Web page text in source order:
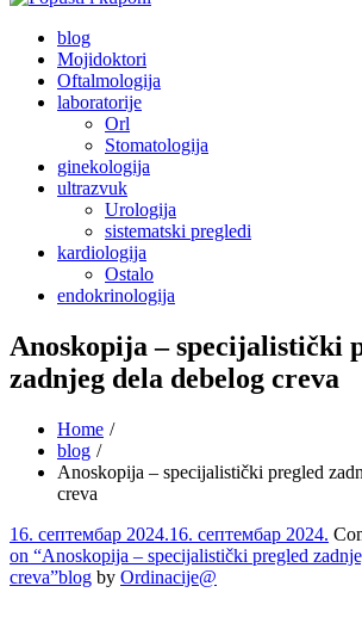
Popusti i kuponi
Popusti Beograd
blog
Mojidoktori
Oftalmologija
laboratorije
Orl
Stomatologija
ginekologija
ultrazvuk
Urologija
sistematski pregledi
kardiologija
Ostalo
endokrinologija
Anoskopija – specijalistički
zadnjeg dela debelog creva
Home
blog
Anoskopija – specijalistički pregled
creva
16. септембар 2024.16. септембар 2024.
on “Anoskopija – specijalistički pregled
creva”blog by Ordinacije@